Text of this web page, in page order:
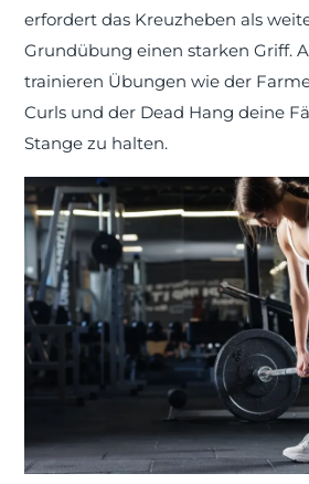
erfordert das Kreuzheben als
Grundübung einen starken Griff.
trainieren Übungen wie der
Curls und der Dead Hang deine
Stange zu halten.